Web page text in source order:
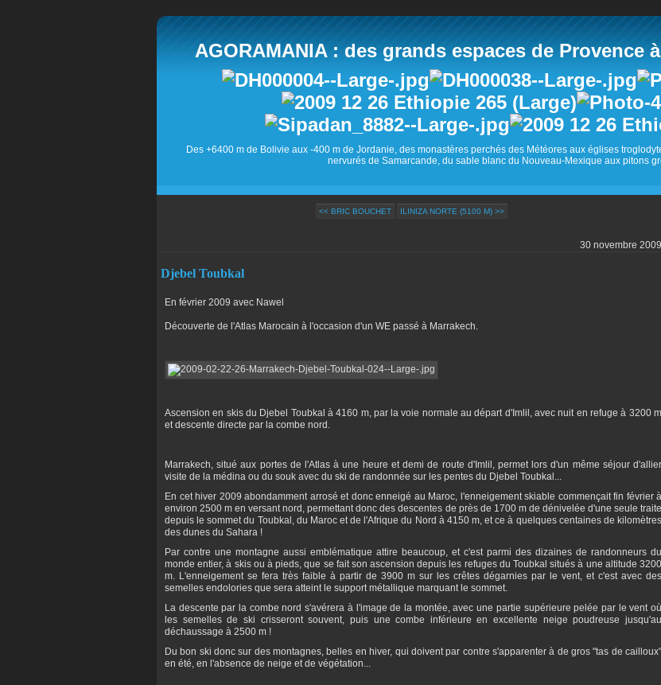
AGORAMANIA : des grands espaces de Provence
Des +6400 m de Bolivie aux -400 m de Jordanie, des monastères perchés des Météores aux églises
nervurés de Samarcande, du sable blanc du Nouveau-Mexique aux pitons
<< BRIC BOUCHET ILINIZA NORTE (5100 M) >>
30 novembre 2009
Djebel Toubkal
En février 2009 avec Nawel
Découverte de l'Atlas Marocain à l'occasion d'un WE passé à Marrakech.
Ascension en skis du Djebel Toubkal à 4160 m, par la voie normale au départ d'Imlil, avec nuit en refuge à 3200 m
et descente directe par la combe nord.
Marrakech, situé aux portes de l'Atlas à une heure et demi de route d'Imlil, permet lors d'un même séjour d'allier
visite de la médina ou du souk avec du ski de randonnée sur les pentes du Djebel Toubkal...
En cet hiver 2009 abondamment arrosé et donc enneigé au Maroc, l'enneigement skiable commençait fin février à
environ 2500 m en versant nord, permettant donc des descentes de près de 1700 m de dénivelée d'une seule traite
depuis le sommet du Toubkal, du Maroc et de l'Afrique du Nord à 4150 m, et ce à quelques centaines de kilomètres
des dunes du Sahara !
Par contre une montagne aussi emblématique attire beaucoup, et c'est parmi des dizaines de randonneurs du
monde entier, à skis ou à pieds, que se fait son ascension depuis les refuges du Toubkal situés à une altitude 3200
m. L'enneigement se fera très faible à partir de 3900 m sur les crêtes dégarnies par le vent, et c'est avec des
semelles endolories que sera atteint le support métallique marquant le sommet.
La descente par la combe nord s'avérera à l'image de la montée, avec une partie supérieure pelée par le vent où
les semelles de ski crisseront souvent, puis une combe inférieure en excellente neige poudreuse jusqu'au
déchaussage à 2500 m !
Du bon ski donc sur des montagnes, belles en hiver, qui doivent par contre s'apparenter à de gros "tas de cailloux"
en été, en l'absence de neige et de végétation...